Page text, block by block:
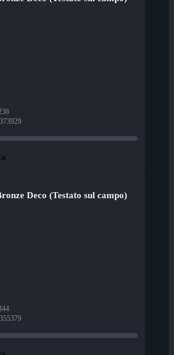
Deco (Testato sul campo)